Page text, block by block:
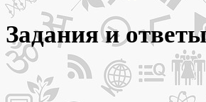
Задания и